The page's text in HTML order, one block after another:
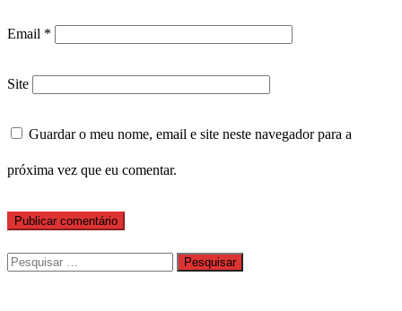
Email *
Site
Guardar o meu nome, email e site neste navegador para a
próxima vez que eu comentar.
Pesquisar
por: